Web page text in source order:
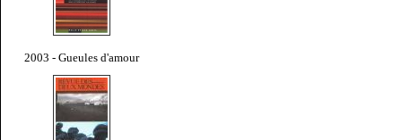
2003 - Gueules d'amour